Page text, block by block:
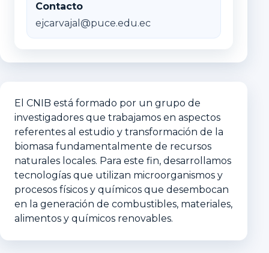
Contacto
ejcarvajal@puce.edu.ec
El CNIB está formado por un grupo de
investigadores que trabajamos en aspectos
referentes al estudio y transformación de la
biomasa fundamentalmente de recursos
naturales locales. Para este fin, desarrollamos
tecnologías que utilizan microorganismos y
procesos físicos y químicos que desembocan
en la generación de combustibles, materiales,
alimentos y químicos renovables.